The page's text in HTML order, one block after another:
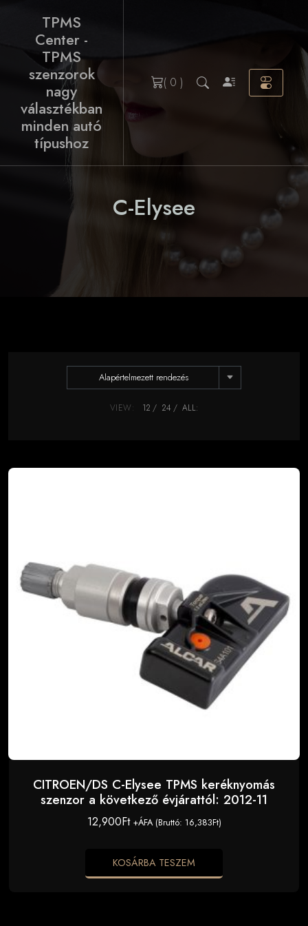
TPMS
Center -
TPMS
szenzorok
nagy
választékban
minden autó
típushoz
( 0 )
C-Elysee
Alapértelmezett rendezés
VIEW: 12 24 ALL:
CITROEN/DS C-Elysee TPMS keréknyomás
szenzor a következő évjárattól: 2012-11
12,900Ft +ÁFA (Bruttó: 16,383Ft)
KOSÁRBA TESZEM